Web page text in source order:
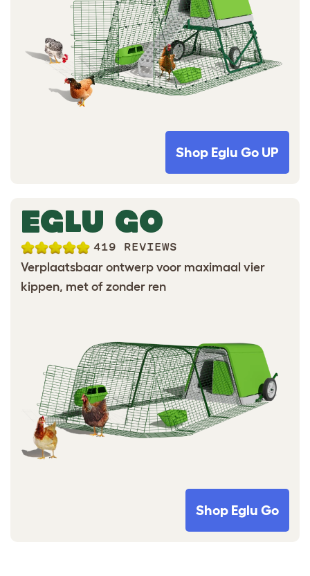
Shop Eglu Go UP
EGLU GO
419 REVIEWS
Verplaatsbaar ontwerp voor maximaal vier
kippen, met of zonder ren
Shop Eglu Go